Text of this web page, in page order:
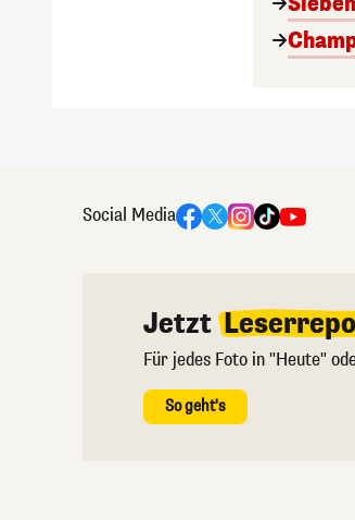
Social Media
Jetzt
Für jedes Foto in "Heute"
So geht's